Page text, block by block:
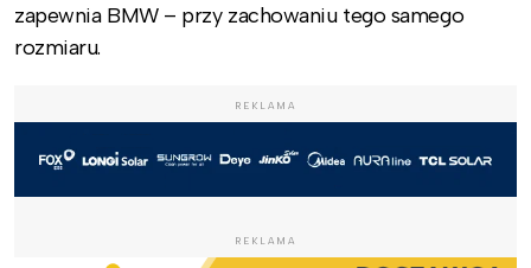
zapewnia BMW – przy zachowaniu tego samego
rozmiaru.
REKLAMA
REKLAMA